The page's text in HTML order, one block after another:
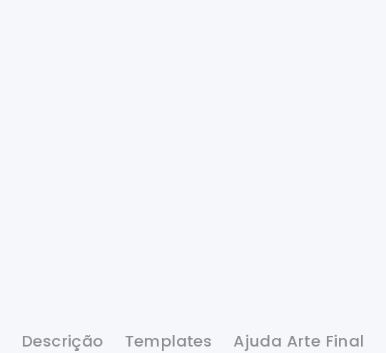
Descrição Templates Ajuda Arte Final